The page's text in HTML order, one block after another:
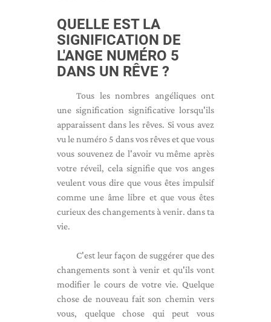
QUELLE EST LA
SIGNIFICATION DE
L'ANGE NUMÉRO 5
DANS UN RÊVE ?
Tous les nombres angéliques ont
une signification significative lorsqu'ils
apparaissent dans les rêves. Si vous avez
vu le numéro 5 dans vos rêves et que vous
vous souvenez de l'avoir vu même après
votre réveil, cela signifie que vos anges
veulent vous dire que vous êtes impulsif
comme une âme libre et que vous êtes
curieux des changements à venir. dans ta
vie.
C'est leur façon de suggérer que des
changements sont à venir et qu'ils vont
modifier le cours de votre vie. Quelque
chose de nouveau fait son chemin vers
vous, quelque chose qui peut vous